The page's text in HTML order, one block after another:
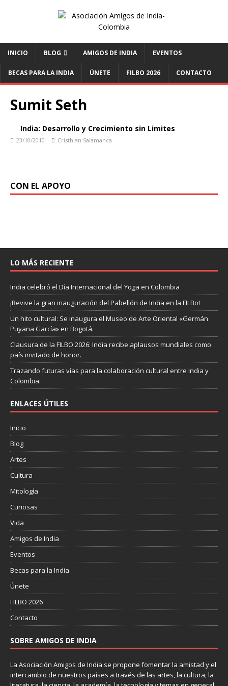
INICIO BLOG AMIGOS DE INDIA EVENTOS
BECAS PARA LA INDIA ÚNETE FILBO 2026 CONTACTO
Sumit Seth
India: Desarrollo y Crecimiento sin Limites
23/10/2010 Cristhian Salamanca
CON EL APOYO
LO MÁS RECIENTE
India celebró el Día Internacional del Yoga en Colombia
¡Revive la gran inauguración del Pabellón de India en la FILBo!
Un hito cultural: Se inaugura el Museo de Arte Oriental «Germán
Puyana García» en Bogotá.
Clausura de la FILBO 2026: India recibe aplausos mundiales como
país invitado de honor.
Trazando futuras vías para la colaboración cultural entre India y
Colombia.
ENLACES ÚTILES
Inicio
Blog
Artes
Cultura
Mitología
Curiosas
Vida
Amigos de India
Eventos
Becas para la India
Únete
FILBO 2026
Contacto
SOBRE AMIGOS DE INDIA
La Asociación Amigos de India se propone fomentar la amistad y el
intercambio de nuestros países a través de las artes, la cultura, la